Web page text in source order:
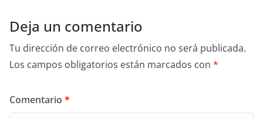
Deja un comentario
Tu dirección de correo electrónico no será publicada.
Los campos obligatorios están marcados con *
Comentario *